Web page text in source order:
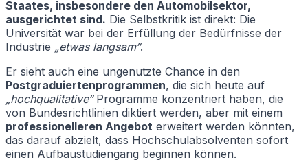
Staates, insbesondere den Automobilsektor,
ausgerichtet sind. Die Selbstkritik ist direkt: Die
Universität war bei der Erfüllung der Bedürfnisse der
Industrie „etwas langsam“.
Er sieht auch eine ungenutzte Chance in den
Postgraduiertenprogrammen, die sich heute auf
„hochqualitative“Programme konzentriert haben, die
von Bundesrichtlinien diktiert werden, aber mit einem
professionelleren Angebot erweitert werden könnten,
das darauf abzielt, dass Hochschulabsolventen sofort
einen Aufbaustudiengang beginnen können.